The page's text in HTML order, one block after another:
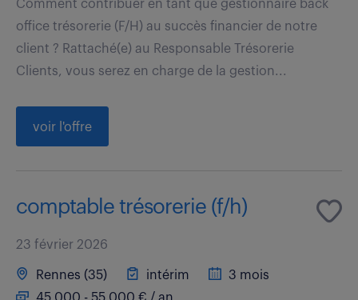
Comment contribuer en tant que gestionnaire back
office trésorerie (F/H) au succès financier de notre
client ? Rattaché(e) au Responsable Trésorerie
Clients, vous serez en charge de la gestion...
voir l'offre
comptable trésorerie (f/h)
23 février 2026
Rennes (35) intérim
3 mois
45 000 - 55 000 € / an